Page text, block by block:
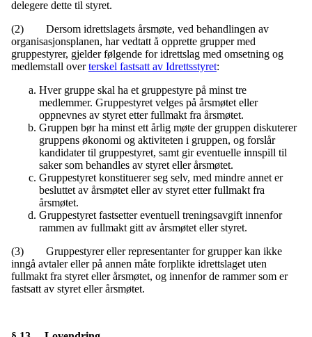
delegere dette til styret.
(2) Dersom idrettslagets årsmøte, ved behandlingen av
organisasjonsplanen, har vedtatt å opprette grupper med
gruppestyrer, gjelder følgende for idrettslag med omsetning og
medlemstall overterskel fastsatt av Idrettsstyret:
Hver gruppe skal ha et gruppestyre på minst tre
medlemmer. Gruppestyret velges på årsmøtet eller
oppnevnes av styret etter fullmakt fra årsmøtet.
Gruppen bør ha minst ett årlig møte der gruppen diskuterer
gruppens økonomi og aktiviteten i gruppen, og forslår
kandidater til gruppestyret, samt gir eventuelle innspill til
saker som behandles av styret eller årsmøtet.
Gruppestyret konstituerer seg selv, med mindre annet er
besluttet av årsmøtet eller av styret etter fullmakt fra
årsmøtet.
Gruppestyret fastsetter eventuell treningsavgift innenfor
rammen av fullmakt gitt av årsmøtet eller styret.
(3) Gruppestyrer eller representanter for grupper kan ikke
inngå avtaler eller på annen måte forplikte idrettslaget uten
fullmakt fra styret eller årsmøtet, og innenfor de rammer som er
fastsatt av styret eller årsmøtet.